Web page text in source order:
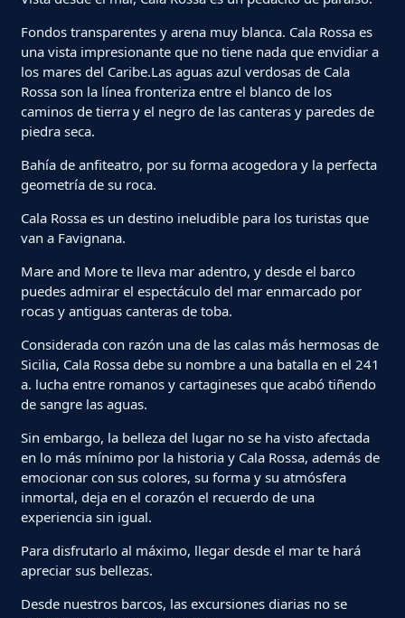
Fondos transparentes y arena muy blanca. Cala Rossa es
una vista impresionante que no tiene nada que envidiar a
los mares del Caribe.Las aguas azul verdosas de Cala
Rossa son la línea fronteriza entre el blanco de los
caminos de tierra y el negro de las canteras y paredes de
piedra seca.
Bahía de anfiteatro, por su forma acogedora y la perfecta
geometría de su roca.
Cala Rossa es un destino ineludible para los turistas que
van a Favignana.
Mare and More te lleva mar adentro, y desde el barco
puedes admirar el espectáculo del mar enmarcado por
rocas y antiguas canteras de toba.
Considerada con razón una de las calas más hermosas de
Sicilia, Cala Rossa debe su nombre a una batalla en el 241
a. lucha entre romanos y cartagineses que acabó tiñendo
de sangre las aguas.
Sin embargo, la belleza del lugar no se ha visto afectada
en lo más mínimo por la historia y Cala Rossa, además de
emocionar con sus colores, su forma y su atmósfera
inmortal, deja en el corazón el recuerdo de una
experiencia sin igual.
Para disfrutarlo al máximo, llegar desde el mar te hará
apreciar sus bellezas.
Desde nuestros barcos, las excursiones diarias no se